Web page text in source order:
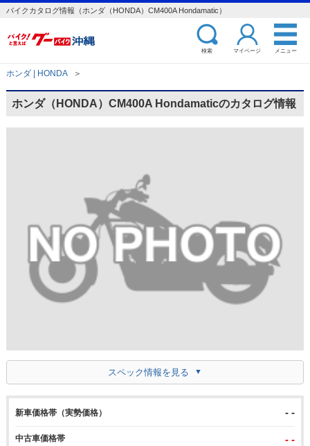
バイクカタログ情報（ホンダ（HONDA）CM400A Hondamatic）
検索 マイページ メニュー
ホンダ | HONDA ＞
ホンダ（HONDA）CM400A Hondamaticのカタログ情報
スペック情報を見る
新車価格帯（実勢価格） - -
中古車価格帯 - -